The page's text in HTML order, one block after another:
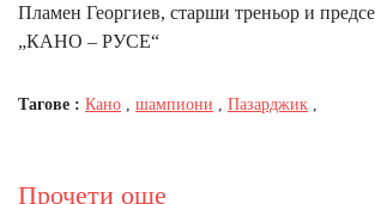
Пламен Георгиев, старши треньор и
„КАНО – РУСЕ“
Тагове : Кано , шампиони , Пазарджик ,
Прочети още